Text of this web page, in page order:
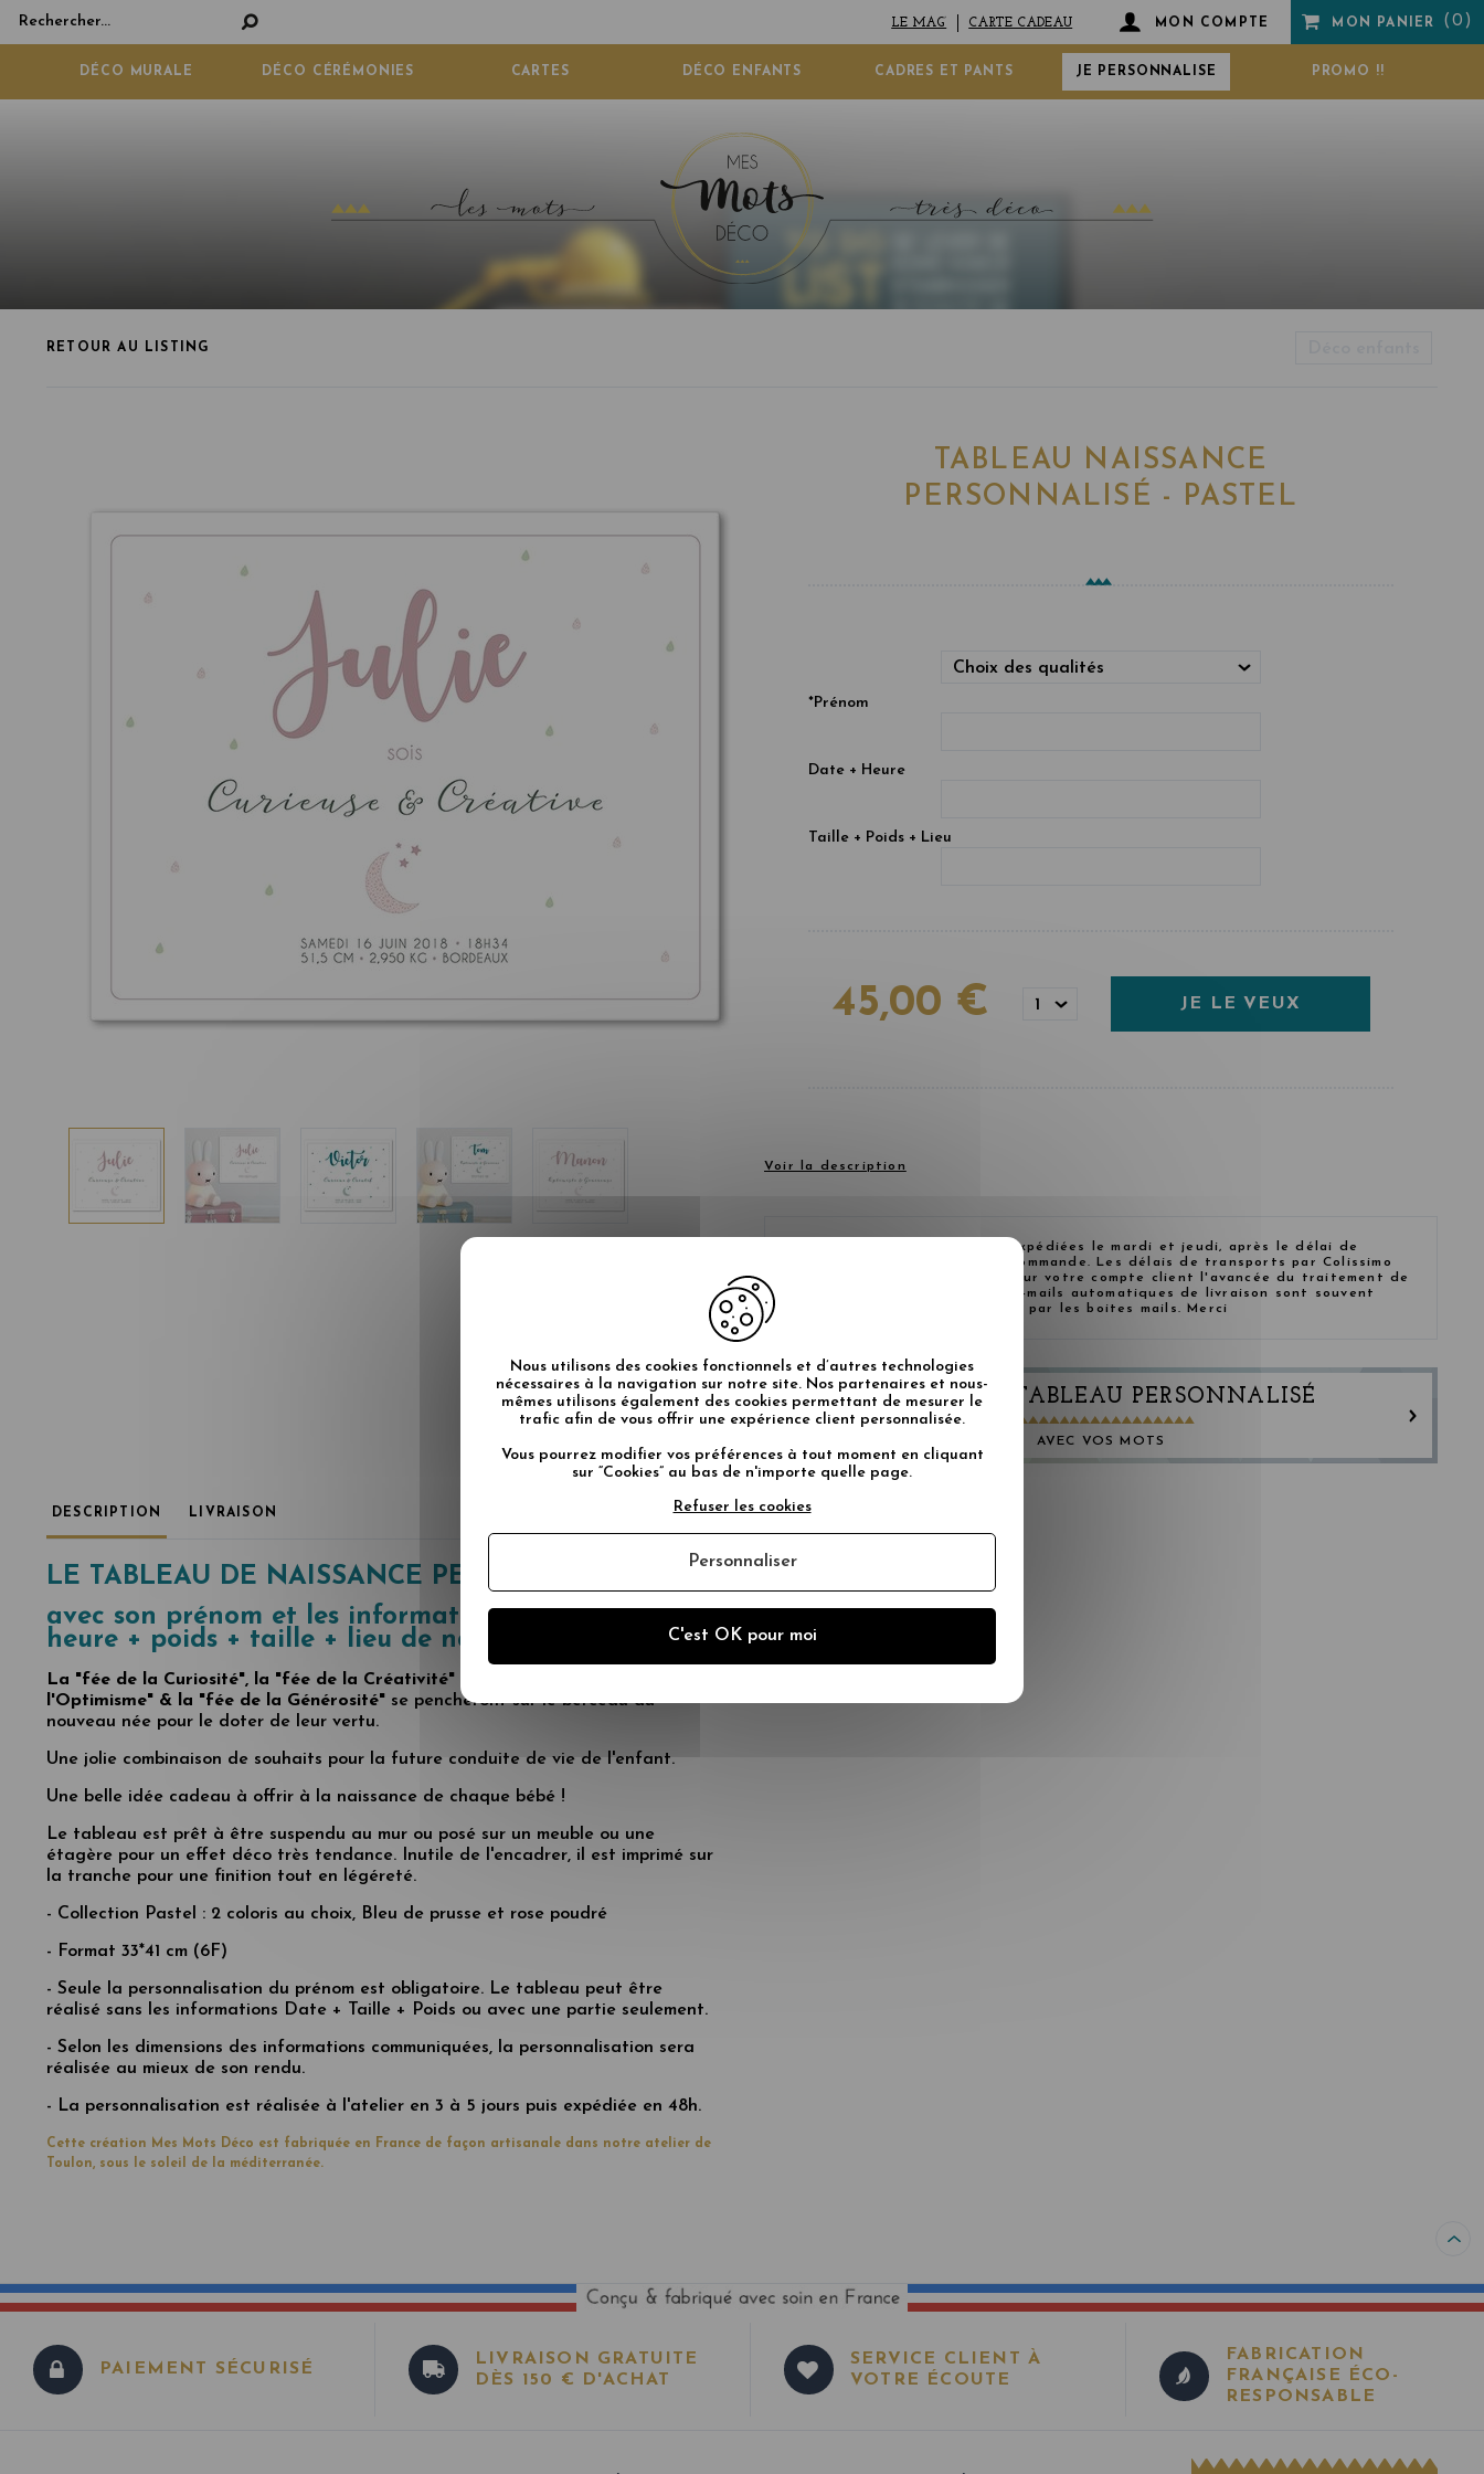
MON PANIER
MON COMPTE
LE MAG’ CARTE CADEAU
DÉCO MURALE DÉCO CÉRÉMONIES CARTES DÉCO ENFANTS CADRES ET PANTS JE PERSONNALISE PROMO !!
RETOUR AU LISTING
TABLEAU NAISSANCE
PERSONNALISÉ - PASTEL
Choix des qualités
*Prénom
Date + Heure
Taille + Poids + Lieu
45,00 € 1 JE LE VEUX
Voir la description
Les commandes sont expédiées le mardi et jeudi, après le délai de
fabrication de votre commande. Les délais de transports par Colissimo
sont de 48h. Vérifiez sur votre compte client l'avancée du traitement de
votre commande. Les e-mails automatiques de livraison sont souvent
traités en indésirables par les boites mails. Merci
CRÉEZ UN TABLEAU PERSONNALISÉ
AVEC VOS MOTS
DESCRIPTION LIVRAISON
LE TABLEAU DE NAISSANCE PERSONNALISÉ
avec son prénom et les informations de date +
heure + poids + taille + lieu de naissance
La "fée de la Curiosité", la "fée de la Créativité" mais aussi la "fée de
l'Optimisme" & la "fée de la Générosité" se pencheront sur le berceau du
nouveau née pour le doter de leur vertu.
Une jolie combinaison de souhaits pour la future conduite de vie de l'enfant.
Une belle idée cadeau à offrir à la naissance de chaque bébé !
Le tableau est prêt à être suspendu au mur ou posé sur un meuble ou une
étagère pour un effet déco très tendance. Inutile de l'encadrer, il est imprimé sur
la tranche pour une finition tout en légéreté.
- Collection Pastel : 2 coloris au choix, Bleu de prusse et rose poudré
- Format 33*41 cm (6F)
- Seule la personnalisation du prénom est obligatoire. Le tableau peut être
réalisé sans les informations Date + Taille + Poids ou avec une partie seulement.
- Selon les dimensions des informations communiquées, la personnalisation sera
réalisée au mieux de son rendu.
- La personnalisation est réalisée à l'atelier en 3 à 5 jours puis expédiée en 48h.
Cette création Mes Mots Déco est fabriquée en France de façon artisanale dans notre atelier de
Toulon, sous le soleil de la méditerranée.
PAIEMENT SÉCURISÉ
LIVRAISON GRATUITE
DÈS 150 € D'ACHAT
SERVICE CLIENT À
VOTRE ÉCOUTE
FABRICATION
FRANÇAISE ÉCO-
RESPONSABLE
Nous utilisons des cookies fonctionnels et d’autres technologies
nécessaires à la navigation sur notre site. Nos partenaires et nous-
mêmes utilisons également des cookies permettant de mesurer le
trafic afin de vous offrir une expérience client personnalisée.
Vous pourrez modifier vos préférences à tout moment en cliquant
sur “Cookies” au bas de n'importe quelle page.
C'est OK pour moi
Refuser les cookies
Personnaliser